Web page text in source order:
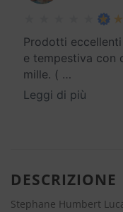
Prodotti
e tempestiva con
mille. ( …
Leggi di più
DESCRIZIONE
Stephane Humbert